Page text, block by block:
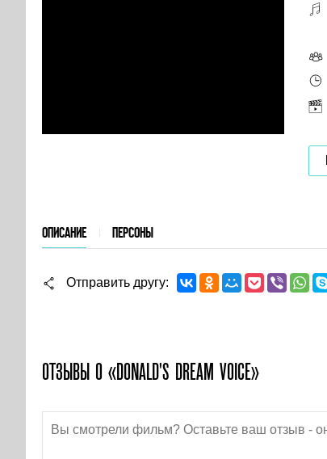
ОПИСАНИЕ ПЕРСОНЫ
Отправить другу
ОТЗЫВЫ О «DONALD'S DREAM VOICE»